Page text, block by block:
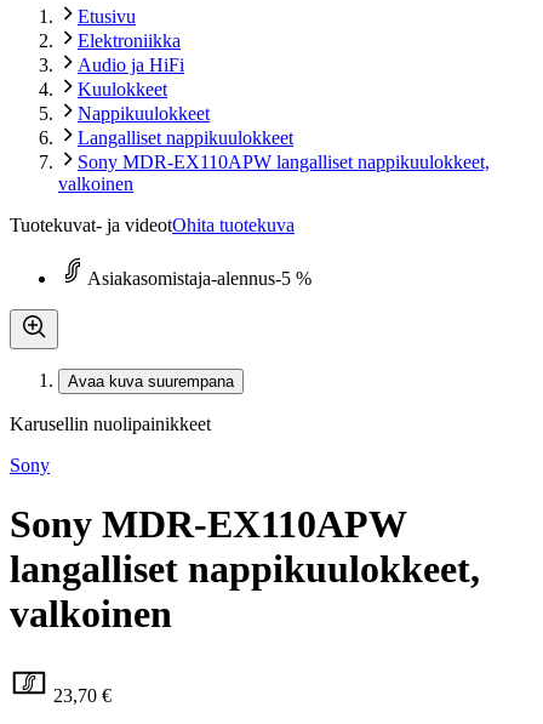
Etusivu
Elektroniikka
Audio ja HiFi
Kuulokkeet
Nappikuulokkeet
Langalliset nappikuulokkeet
Sony MDR-EX110APW langalliset nappikuulokkeet,
valkoinen
Tuotekuvat- ja videotOhita tuotekuva
Asiakasomistaja-alennus-5 %
Avaa kuva suurempana
Karusellin nuolipainikkeet
Sony
Sony MDR-EX110APW
langalliset nappikuulokkeet,
valkoinen
23,70 €